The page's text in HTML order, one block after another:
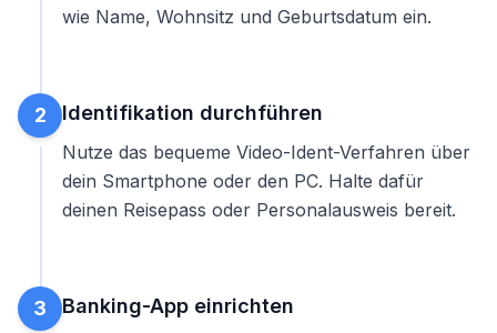
wie Name, Wohnsitz und Geburtsdatum ein.
2 Identifikation durchführen
Nutze das bequeme Video-Ident-Verfahren über
dein Smartphone oder den PC. Halte dafür
deinen Reisepass oder Personalausweis bereit.
3 Banking-App einrichten